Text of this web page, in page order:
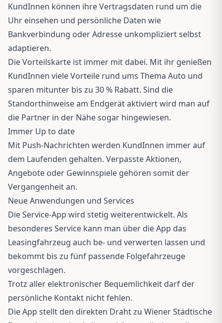
KundInnen können ihre Vertragsdaten rund um die
Uhr einsehen und persönliche Daten wie
Bankverbindung oder Adresse unkompliziert selbst
adaptieren.
Die Vorteilskarte ist immer mit dabei. Mit ihr genießen
KundInnen viele Vorteile rund ums Thema Auto und
sparen mitunter bis zu 30 % Rabatt. Sind die
Standorthinweise am Endgerät aktiviert wird man auf
die Partner in der Nähe sogar hingewiesen.
Immer Up to date
Mit Push-Nachrichten werden KundInnen immer auf
dem Laufenden gehalten. Verpasste Aktionen,
Angebote oder Gewinnspiele gehören somit der
Vergangenheit an.
Neue Anwendungen und Services
Die Service-App wird stetig weiterentwickelt. Als
besonderes Service kann man über die App das
Leasingfahrzeug auch be- und verwerten lassen und
bekommt bis zu fünf passende Folgefahrzeuge
vorgeschlagen.
Trotz aller elektronischer Bequemlichkeit darf der
persönliche Kontakt nicht fehlen.
Die App stellt den direkten Draht zu Wiener Städtische